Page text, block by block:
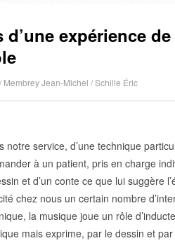
d’une expérience
/ Membrey Jean-Michel /Schille Éric
notre service, d’une technique
à un patient, pris en charge
et d’un conte ce que lui suggère
chez nous un certain nombre
la musique joue un rôle
mais exprime, par le dessin et